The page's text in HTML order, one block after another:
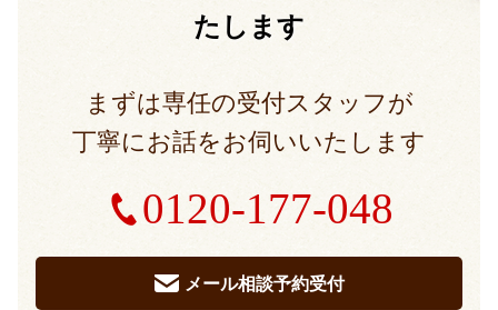
たします
まずは専任の受付スタッフが
丁寧にお話をお伺いいたします
0120-177-048
メール相談予約受付